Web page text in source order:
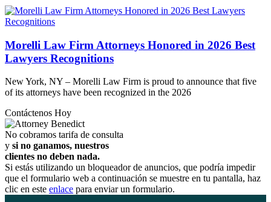
Morelli Law Firm Attorneys Honored in 2026 Best
Lawyers Recognitions
New York, NY – Morelli Law Firm is proud to announce that five
of its attorneys have been recognized in the 2026
Contáctenos Hoy
No cobramos tarifa de consulta
y si no ganamos, nuestros
clientes no deben nada.
Si estás utilizando un bloqueador de anuncios, que podría impedir
que el formulario web a continuación se muestre en tu pantalla, haz
clic en este enlace para enviar un formulario.